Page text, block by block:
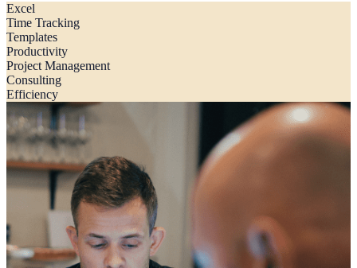
Excel
Time Tracking
Templates
Productivity
Project Management
Consulting
Efficiency